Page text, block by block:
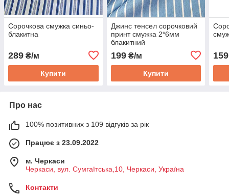
Сорочкова смужка синьо-
блакитна
289 ₴/м
Купити
Джинс тенсел сорочковий
принт смужка 2*6мм
блакитний
199₴/м
Купити
159
Про нас
100% позитивних з 109 відгуків за рік
Працює з 23.09.2022
м. Черкаси
Черкаси, вул. Сумгаїтська,10, Черкаси, Україна
Контакти